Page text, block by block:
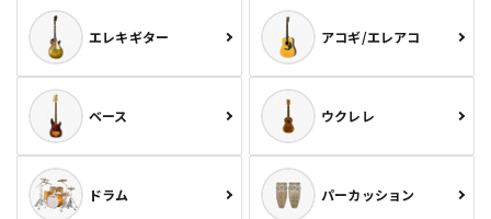
エレキギター アコギ/エレアコ
ベース ウクレレ
ドラム パーカッション